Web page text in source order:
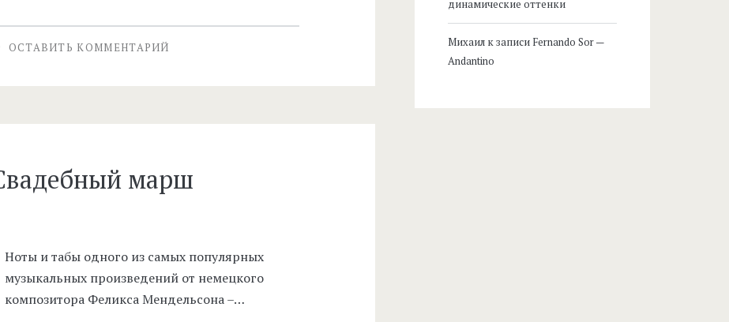
ОСТАВИТЬ КОММЕНТАРИЙ
марш
Ноты и табы одного из самых популярных
музыкальных произведений от немецкого
композитора Феликса Мендельсона –…
динамические оттенки
Михаил к записи Fernando Sor —
Andantino